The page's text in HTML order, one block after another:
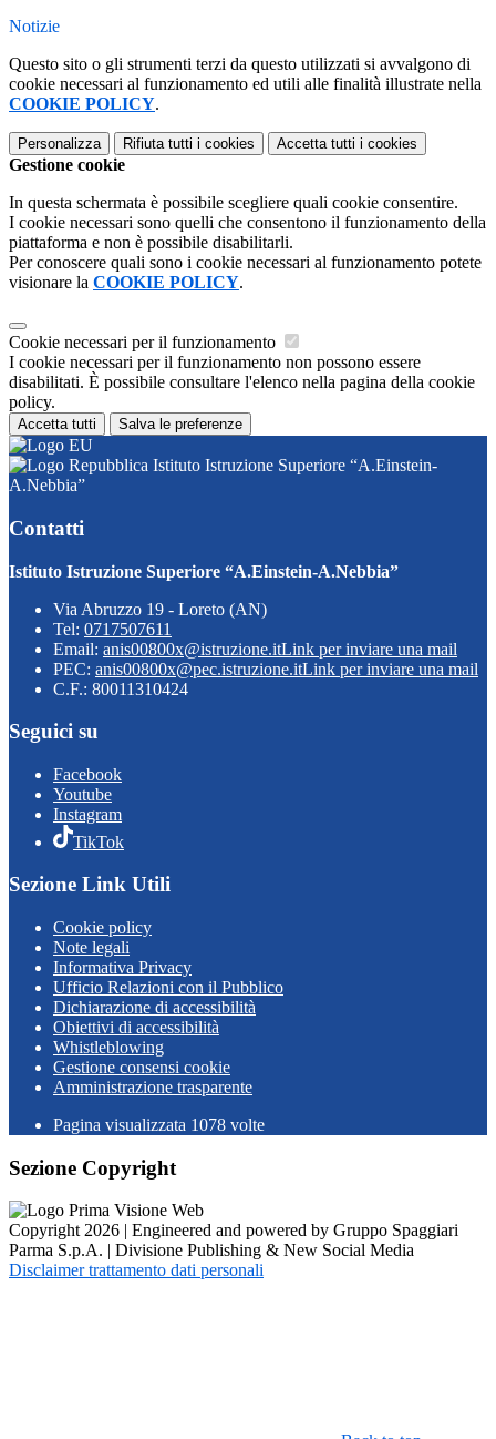
Notizie
Questo sito o gli strumenti terzi da questo utilizzati si avvalgono di
cookie necessari al funzionamento ed utili alle finalità illustrate nella
COOKIE POLICY.
Personalizza Rifiuta tutti i cookies Accetta tutti i cookies
Gestione cookie
In questa schermata è possibile scegliere quali cookie consentire.
I cookie necessari sono quelli che consentono il funzionamento della
piattaforma e non è possibile disabilitarli.
Per conoscere quali sono i cookie necessari al funzionamento potete
visionare la COOKIE POLICY.
Cookie necessari per il funzionamento
I cookie necessari per il funzionamento non possono essere
disabilitati. È possibile consultare l'elenco nella pagina della cookie
policy.
Accetta tutti Salva le preferenze
Istituto Istruzione Superiore “A.Einstein-
A.Nebbia”
Contatti
Istituto Istruzione Superiore “A.Einstein-A.Nebbia”
Via Abruzzo 19 - Loreto (AN)
Tel: 0717507611
Email: anis00800x@istruzione.itLink per inviare una mail
PEC: anis00800x@pec.istruzione.itLink per inviare una mail
C.F.: 80011310424
Seguici su
Facebook
Youtube
Instagram
TikTok
Sezione Link Utili
Cookie policy
Note legali
Informativa Privacy
Ufficio Relazioni con il Pubblico
Dichiarazione di accessibilità
Obiettivi di accessibilità
Whistleblowing
Gestione consensi cookie
Amministrazione trasparente
Pagina visualizzata 1078 volte
Sezione Copyright
Copyright 2026 | Engineered and powered by Gruppo Spaggiari
Parma S.p.A. | Divisione Publishing & New Social Media
Disclaimer trattamento dati personali